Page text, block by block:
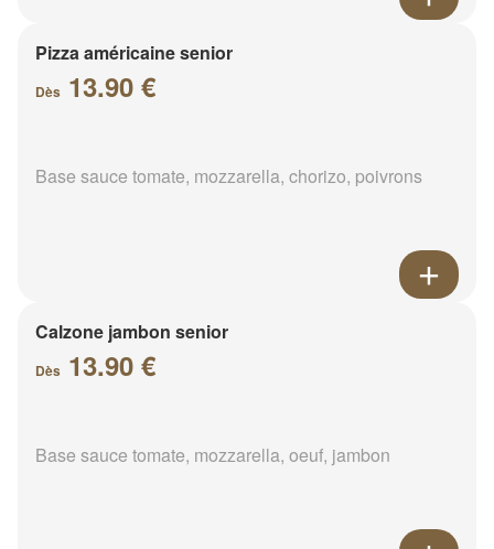
Pizza américaine senior
Dès 13.90 €
Base sauce tomate, mozzarella, chorizo, poivrons
Calzone jambon senior
Dès 13.90 €
Base sauce tomate, mozzarella, oeuf, jambon